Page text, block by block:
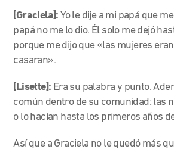
[Graciela]: Yo le dije a mi papá que
papá no me lo dio. Él solo me dejó
porque me dijo que «las mujeres
casaran».
[Lisette]: Era su palabra y punto.
común dentro de su comunidad: las
o lo hacían hasta los primeros años
Así que a Graciela no le quedó más